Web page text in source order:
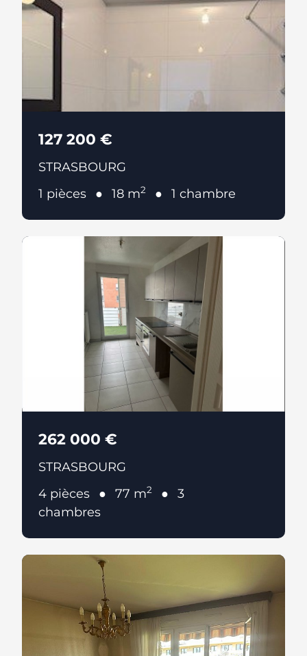
127 200 €
STRASBOURG
1 pièces
18 m2 1 chambre
262 000 €
STRASBOURG
4 pièces
77 m2
3
chambres